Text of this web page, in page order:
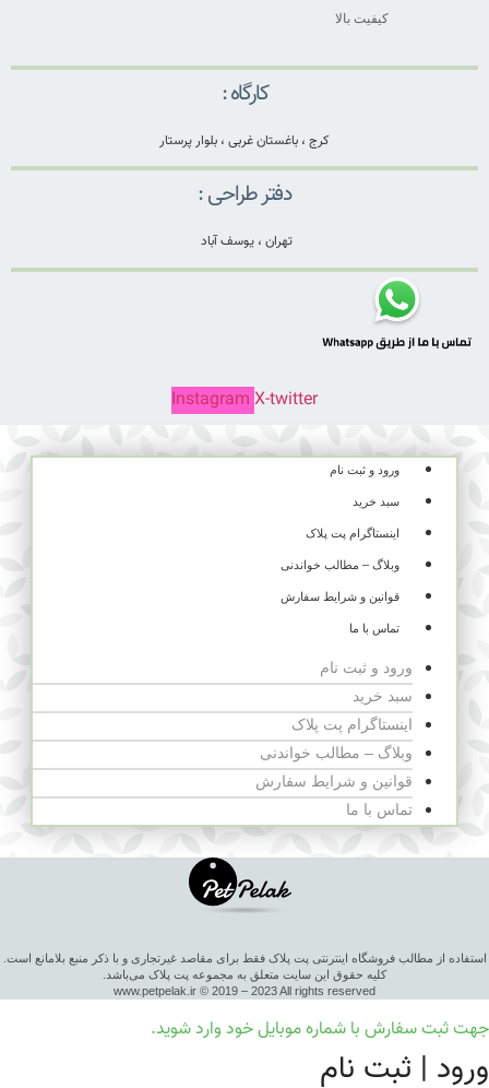
کیفیت بالا
کارگاه :
کرج ، باغستان غربی ، بلوار پرستار
دفتر طراحی :
تهران ، یوسف آباد
Instagram X-twitter
ورود و ثبت نام
سبد خرید
اینستاگرام پت پلاک
وبلاگ – مطالب خواندنی
قوانین و شرایط سفارش
تماس با ما
ورود و ثبت نام
سبد خرید
اینستاگرام پت پلاک
وبلاگ – مطالب خواندنی
قوانین و شرایط سفارش
تماس با ما
استفاده از مطالب فروشگاه اینترنتی پت پلاک فقط برای مقاصد غیرتجاری و با ذکر منبع بلامانع است.
کلیه حقوق این سایت متعلق به مجموعه پت پلاک می‌باشد.
www.petpelak.ir © 2019 – 2023 All rights reserved
جهت ثبت سفارش با شماره موبایل خود وارد شوید.
ورود | ثبت نام